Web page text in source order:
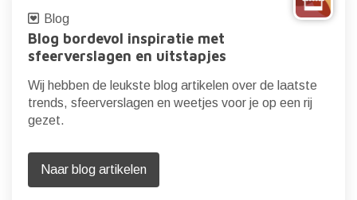
Blog
Blog bordevol inspiratie met
sfeerverslagen en uitstapjes
Wij hebben de leukste blog artikelen over de laatste
trends, sfeerverslagen en weetjes voor je op een rij
gezet.
Naar blog artikelen